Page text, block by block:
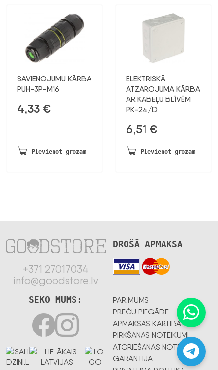
SAVIENOJUMU KĀRBA
PUH-3P-M16
4,33 €
Pievienot grozam
ELEKTRISKĀ
ATZAROJUMA KĀRBA
AR KABEĻU BLĪVĒM
PK-24/D
6,51 €
Pievienot grozam
+371 27017034
info@goodstore.lv
DROŠĀ APMAKSA
PAR MUMS
PREČU PIEGĀDE
APMAKSAS KĀRTĪBA
PIRKŠANAS NOTEIKUMI
ATGRIEŠANAS NOTEIKUMI
GARANTIJA
SEKO MUMS: